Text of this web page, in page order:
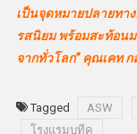
เป็นจุดหมายปลายทา
รสนิยม พร้อมสะท้อน
จากทั่วโลก” คุณเคท ก
Tagged ASW
โรงแรมบูทีค